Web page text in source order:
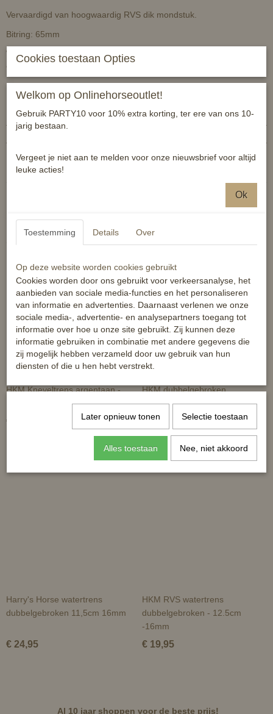
Vervaardigd van hoogwaardig RVS dik mondstuk.
Bitring: 65mm
Wordt makkelijk aangenomen door het paard en is geschikt voor
elke graad van africhting.
Specificaties
Productcode 8714813043933
Reacties
Ook interessant
HKM Kneveltrens argentaan -
€ 32,50
HKM dubbelgebroken
watertrens argentaan - 16mm
€ 25,95
Harry's Horse watertrens
dubbelgebroken 11,5cm 16mm
€ 24,95
HKM RVS watertrens
dubbelgebroken - 12.5cm
-16mm
€ 19,95
Al 10 jaar shoppen voor de beste prijs!
Cookies toestaan Opties
Welkom op Onlinehorseoutlet!
Gebruik PARTY10 voor 10% extra korting, ter ere van ons 10-
jarig bestaan.
Vergeet je niet aan te melden voor onze nieuwsbrief voor altijd
leuke acties!
Ok
Toestemming Details Over
Op deze website worden cookies gebruikt
Cookies worden door ons gebruikt voor verkeersanalyse, het
aanbieden van sociale media-functies en het personaliseren
van informatie en advertenties. Daarnaast verlenen we onze
sociale media-, advertentie- en analysepartners toegang tot
informatie over hoe u onze site gebruikt. Zij kunnen deze
informatie gebruiken in combinatie met andere gegevens die
zij mogelijk hebben verzameld door uw gebruik van hun
diensten of die u hen hebt verstrekt.
Later opnieuw tonen Selectie toestaan
Alles toestaan Nee, niet akkoord